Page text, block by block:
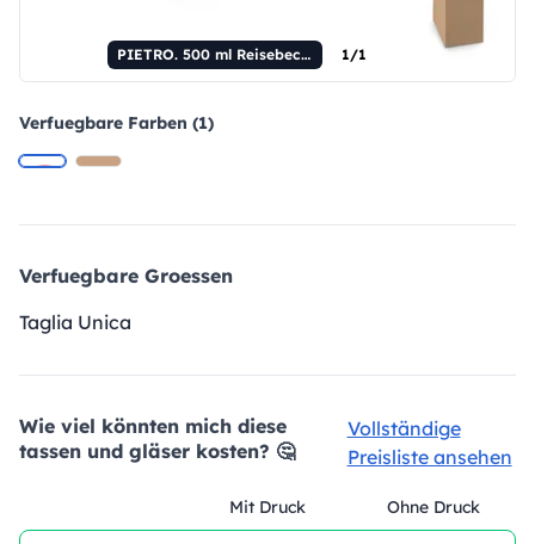
PIETRO. 500 ml Reisebecher aus Bambus und Edelstahl 1/1
Verfuegbare Farben (1)
Verfuegbare Groessen
Taglia Unica
Wie viel könnten mich diese
tassen und gläser kosten? 🤔
Vollständige
Preisliste ansehen
Mit Druck Ohne Druck